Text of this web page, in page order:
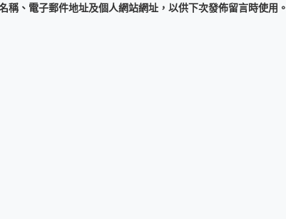
稱、電子郵件地址及個人網站網址，以供下次發佈留言時使用。